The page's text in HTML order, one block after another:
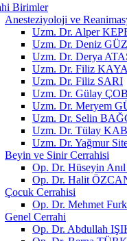
Birimler
Anesteziyoloji ve
Uzm. Dr. Alper
Uzm. Dr. Deniz
Uzm. Dr. Derya
Uzm. Dr. Filiz KAYA
Uzm. Dr. Filiz SARI
Uzm. Dr. Gülay
Uzm. Dr. Meryem
Uzm. Dr. Selin
Uzm. Dr. Tülay
Uzm. Dr. Yağmur
Beyin ve Sinir Cerrahisi
Op. Dr. Hüseyin
Op. Dr. Halit
Çocuk Cerrahisi
Op. Dr. Mehmet
Genel Cerrahi
Op. Dr. Abdullah